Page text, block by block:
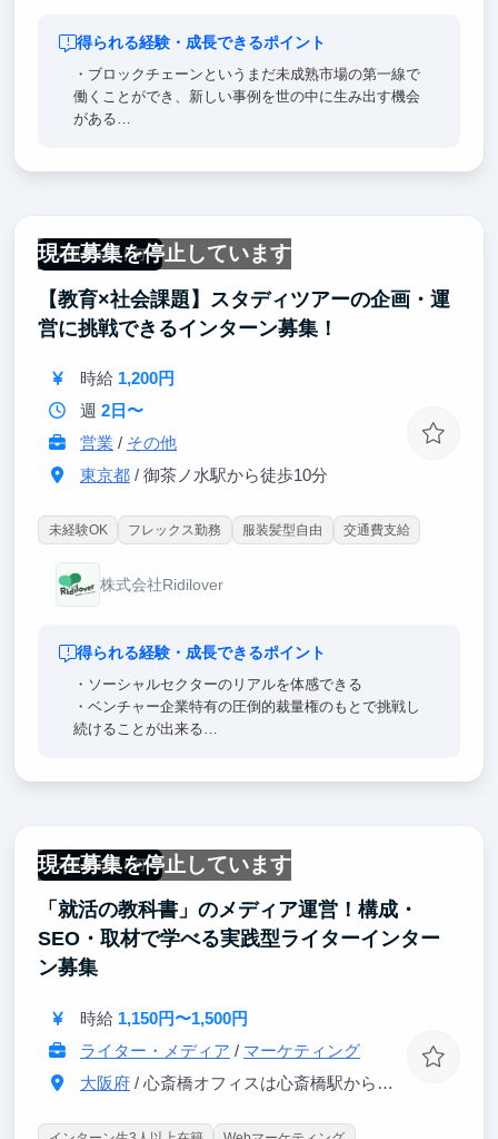
得られる経験・成長できるポイント
・ブロックチェーンというまだ未成熟市場の第一線で
働くことができ、新しい事例を世の中に生み出す機会
がある
現在募集を停止しています
一部リモート可
【教育×社会課題】スタディツアーの企画・運
営に挑戦できるインターン募集！
時給 1,200円
週 2日〜
営業 / その他
東京都/ 御茶ノ水駅から徒歩10分
未経験OK フレックス勤務 服装髪型自由 交通費支給
株式会社Ridilover
得られる経験・成長できるポイント
・ソーシャルセクターのリアルを体感できる
・ベンチャー企業特有の圧倒的裁量権のもとで挑戦し
続けることが出来る
・修学旅行領域で全く新しいサービスの魅力や価値を
相対する顧客の立場に立って伝えるビジネスコミュニ
ケーション力
・最初は社会課題に関心がない生徒に対して、関心を
持ってもらえるように促すファシリテーション力
ら、よりベターな選択肢を選択していく業務推進力
現在募集を停止しています
一部リモート可
「就活の教科書」のメディア運営！構成・
SEO・取材で学べる実践型ライターインター
ン募集
時給 1,150円〜1,500円
ライター・メディア / マーケティング
大阪府/ 心斎橋オフィスは心斎橋駅から徒歩5分